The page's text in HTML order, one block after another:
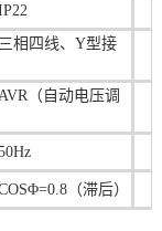
相四线、Y型接
（自动电压调
（滞后）